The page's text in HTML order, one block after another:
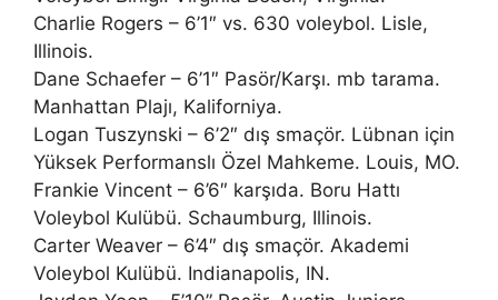
Charlie Rogers – 6’1″ vs. 630 voleybol. Lisle,
Illinois.
Dane Schaefer – 6’1″ Pasör/Karşı. mb tarama.
Manhattan Plajı, Kaliforniya.
Logan Tuszynski – 6’2″ dış smaçör. Lübnan için
Yüksek Performanslı Özel Mahkeme. Louis, MO.
Frankie Vincent – ​​6’6″ karşıda. Boru Hattı
Voleybol Kulübü. Schaumburg, Illinois.
Carter Weaver – 6’4″ dış smaçör. Akademi
Voleybol Kulübü. Indianapolis, IN.